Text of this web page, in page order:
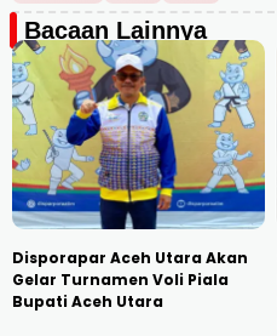
Bacaan Lainnya
Disporapar Aceh Utara Akan
Gelar Turnamen Voli Piala
Bupati Aceh Utara